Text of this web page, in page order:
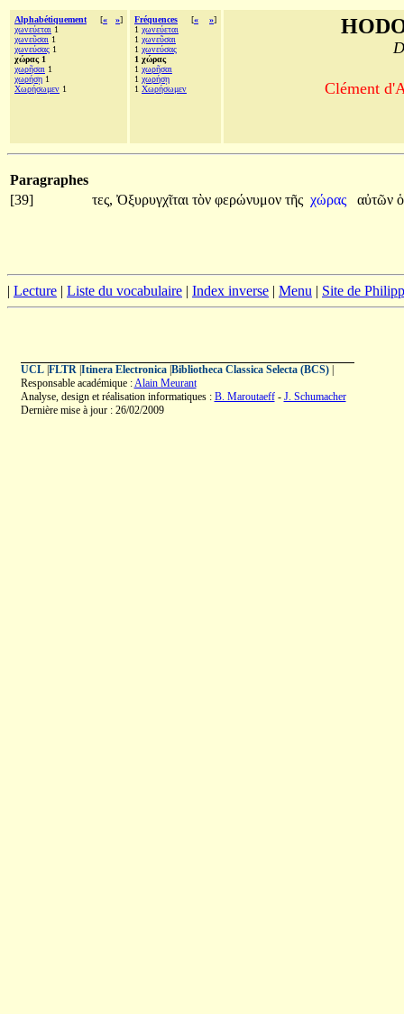
Alphabétiquement [« »]
χωνεύεται 1
χωνεῦσαι 1
χωνεύσας 1
χώρας 1
χωρῆσαι 1
χωρήσῃ 1
Χωρήσωμεν 1
Fréquences [« »]
1 χωνεύεται
1 χωνεῦσαι
1 χωνεύσας
1 χώρας
1 χωρῆσαι
1 χωρήσῃ
1 Χωρήσωμεν Clément
Paragraphes
[39]
τες, Ὀξυρυγχῖται τὸν φερώνυμον τῆς χώρας αὐτῶν
| Lecture | Liste du vocabulaire | Index inverse | Menu | Site de
UCL| FLTR| Itinera Electronica| Bibliotheca Classica Selecta (BCS)|
Responsable académique :Alain Meurant
Analyse, design et réalisation informatiques : B. Maroutaeff- J. Schumacher
Dernière mise à jour : 26/02/2009